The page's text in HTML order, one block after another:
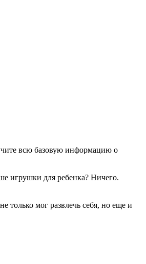
всю базовую информацию о
игрушки для ребенка? Ничего.
только мог развлечь себя, но еще и